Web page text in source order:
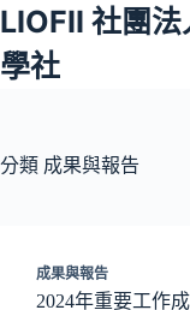
跳
主
容
LIOFII 社團
學社
分類 成果與報告
成果與報告
2024年重要工作成